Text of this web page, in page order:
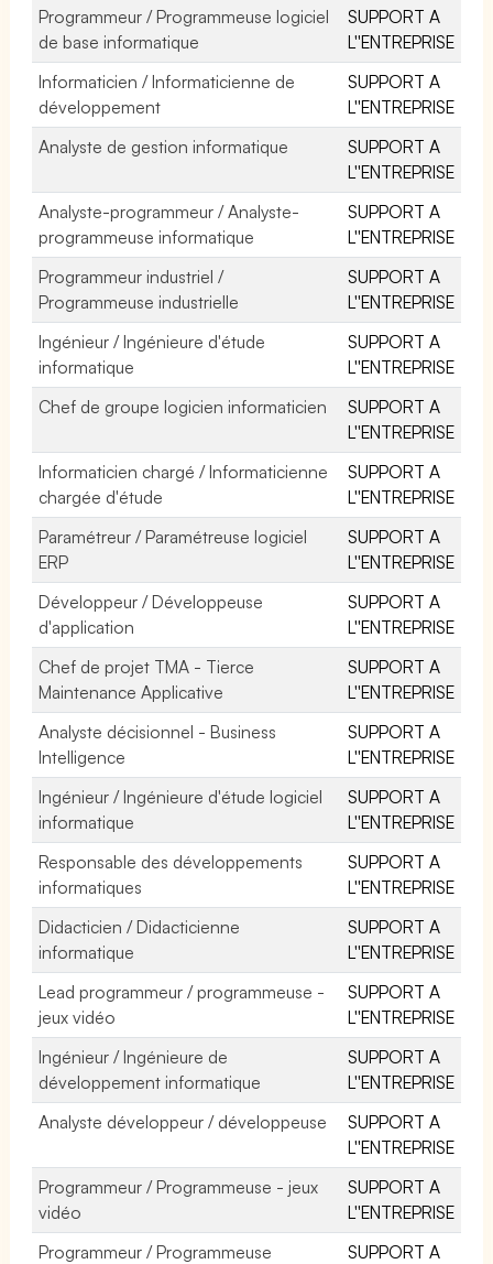
Programmeur / Programmeuse logiciel
de base informatique
SUPPORT A
L''ENTREPRISE
Informaticien / Informaticienne de
développement
SUPPORT A
L''ENTREPRISE
Analyste de gestion informatique
SUPPORT A
L''ENTREPRISE
Analyste-programmeur / Analyste-
programmeuse informatique
SUPPORT A
L''ENTREPRISE
Programmeur industriel /
Programmeuse industrielle
SUPPORT A
L''ENTREPRISE
Ingénieur / Ingénieure d'étude
informatique
SUPPORT A
L''ENTREPRISE
Chef de groupe logicien informaticien
SUPPORT A
L''ENTREPRISE
Informaticien chargé / Informaticienne
chargée d'étude
SUPPORT A
L''ENTREPRISE
Paramétreur / Paramétreuse logiciel
ERP
SUPPORT A
L''ENTREPRISE
Développeur / Développeuse
d'application
SUPPORT A
L''ENTREPRISE
Chef de projet TMA - Tierce
Maintenance Applicative
SUPPORT A
L''ENTREPRISE
Analyste décisionnel - Business
Intelligence
SUPPORT A
L''ENTREPRISE
Ingénieur / Ingénieure d'étude logiciel
informatique
SUPPORT A
L''ENTREPRISE
Responsable des développements
informatiques
SUPPORT A
L''ENTREPRISE
Didacticien / Didacticienne
informatique
SUPPORT A
L''ENTREPRISE
Lead programmeur / programmeuse -
jeux vidéo
SUPPORT A
L''ENTREPRISE
Ingénieur / Ingénieure de
développement informatique
SUPPORT A
L''ENTREPRISE
Analyste développeur / développeuse
SUPPORT A
L''ENTREPRISE
Programmeur / Programmeuse - jeux
vidéo
SUPPORT A
L''ENTREPRISE
Programmeur / Programmeuse
SUPPORT A